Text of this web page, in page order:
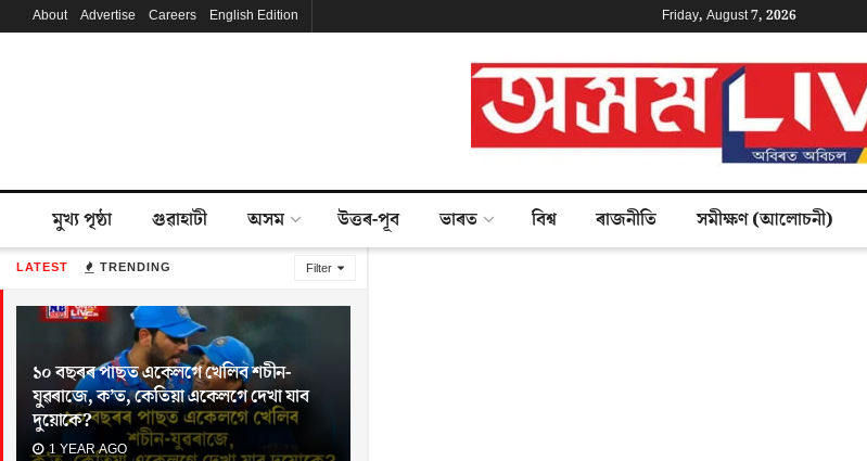
LATEST TRENDING Filter
১০ বছৰৰ পাছত একেলগে খেলিব শচীন-
যুৱৰাজে, ক’ত, কেতিয়া একেলগে দেখা যাব
দুয়োকে?
1 YEAR AGO
About Advertise Careers English Edition Friday, August 7, 2026
মুখ্য পৃষ্ঠা গুৱাহাটী অসম উত্তৰ-পূব ভাৰত বিশ্ব ৰাজনীতি সমীক্ষণ (আলোচনী)